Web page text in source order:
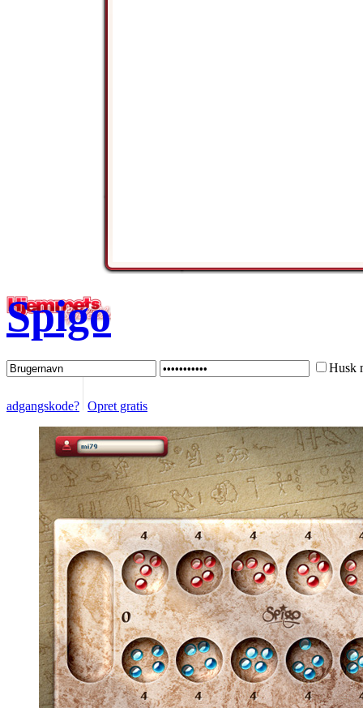
Spigo
Husk
adgangskode? Opret gratis